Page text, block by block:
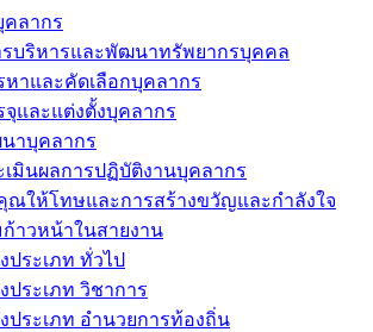
ลากร
บริหารและพัฒนาทรัพยากรบุคคล
หาและคัดเลือกบุคลากร
จุและแต่งตั้งบุคลากร
าบุคลากร
เมินผลการปฏิบัติงานบุคลากร
ณให้โทษและการสร้างขวัญและกำลังใจ
าวหน้าในสายงาน
ประเภท ทั่วไป
ประเภท วิชาการ
ประเภท อำนวยการท้องถิ่น